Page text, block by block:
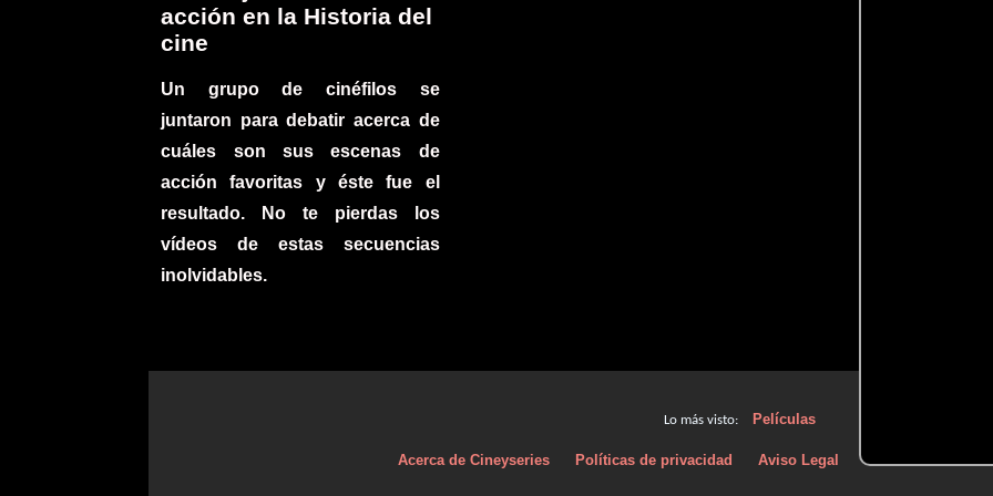
acción en la Historia del
cine
Un grupo de cinéfilos se
juntaron para debatir acerca de
cuáles son sus escenas de
acción favoritas y éste fue el
resultado. No te pierdas los
vídeos de estas secuencias
inolvidables.
Lo más visto: Películas
Acerca de Cineyseries Políticas de privacidad Aviso Legal Políticas de